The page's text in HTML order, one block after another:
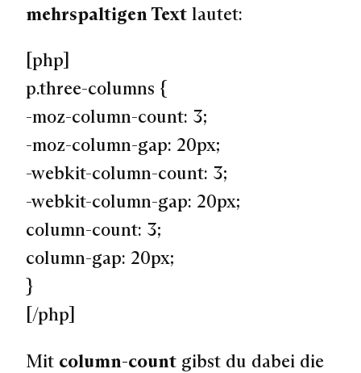
mehrspaltigen Text lautet:
[php]
p.three-columns {
-moz-column-count: 3;
-moz-column-gap: 20px;
-webkit-column-count: 3;
-webkit-column-gap: 20px;
column-count: 3;
column-gap: 20px;
}
[/php]
Mit column-count gibst du dabei die